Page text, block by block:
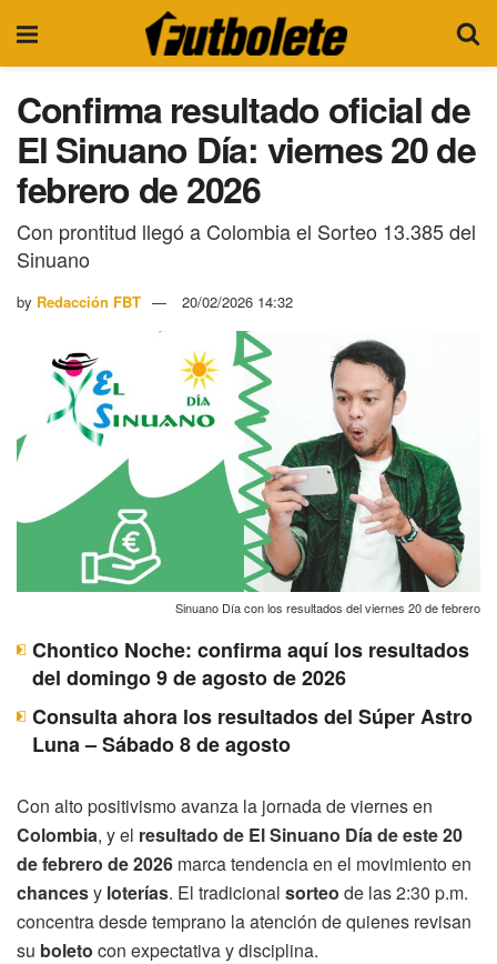
Confirma resultado oficial de
El Sinuano Día: viernes 20 de
febrero de 2026
Con prontitud llegó a Colombia el Sorteo 13.385 del
Sinuano
by Redacción FBT 20/02/2026 14:32
Sinuano Día con los resultados del viernes 20 de febrero
Chontico Noche: confirma aquí los resultados
del domingo 9 de agosto de 2026
Consulta ahora los resultados del Súper Astro
Luna – Sábado 8 de agosto
Con alto positivismo avanza la jornada de viernes en
Colombia, y el resultado de El Sinuano Día de este 20
de febrero de 2026 marca tendencia en el movimiento en
chancesy loterías. El tradicional sorteo de las 2:30 p.m.
concentra desde temprano la atención de quienes revisan
su boleto con expectativa y disciplina.